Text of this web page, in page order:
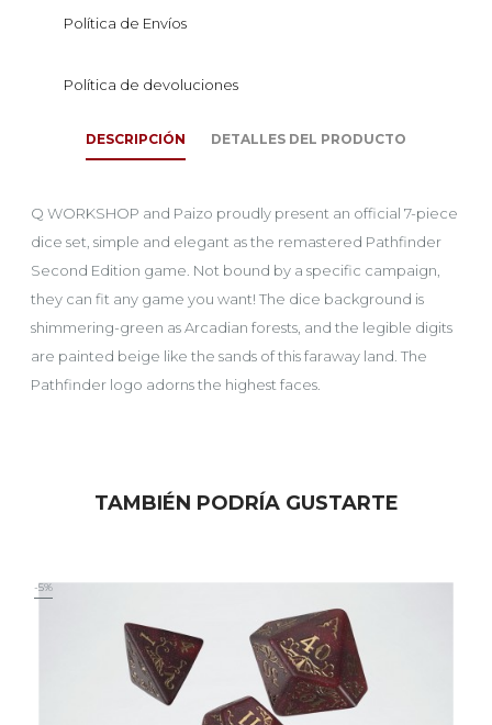
Política de Envíos
Política de devoluciones
DESCRIPCIÓN DETALLES DEL PRODUCTO
Q WORKSHOP and Paizo proudly present an official 7-piece
dice set, simple and elegant as the remastered Pathfinder
Second Edition game. Not bound by a specific campaign,
they can fit any game you want! The dice background is
shimmering-green as Arcadian forests, and the legible digits
are painted beige like the sands of this faraway land. The
Pathfinder logo adorns the highest faces.
TAMBIÉN PODRÍA GUSTARTE
-5%